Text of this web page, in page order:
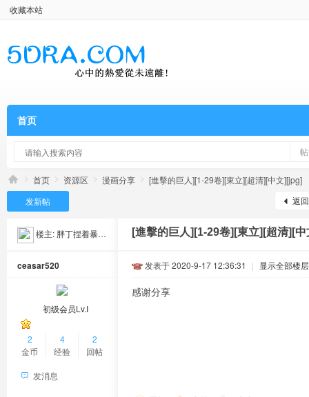
收藏本站
首页
首页 资源区 漫画分享
[進擊的巨人][1-29卷][東立][超清][中文][jpg]
返
发新帖
楼主: 胖丁捏着暴鲤龙 [進擊的巨人][1-29卷][東立][超清][
ceasar520
初级会员Lv.Ⅰ
2
金币
4
经验
2
回帖
发消息
发表于 2020-9-17 12:36:31 | 显示全部楼层
感谢分享